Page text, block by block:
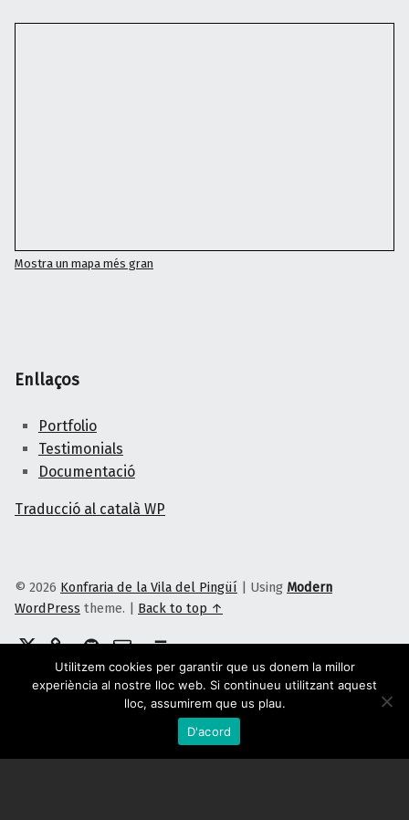
Menu
Mostra un mapa més gran
Enllaços
Portfolio
Testimonials
Documentació
Traducció al català WP
© 2026 Konfraria de la Vila del Pingüí | Using Modern
WordPress theme. | Back to top ↑
Utilitzem cookies per garantir que us donem la millor
experiència al nostre lloc web. Si continueu utilitzant aquest
lloc, assumirem que us plau.
D'acord